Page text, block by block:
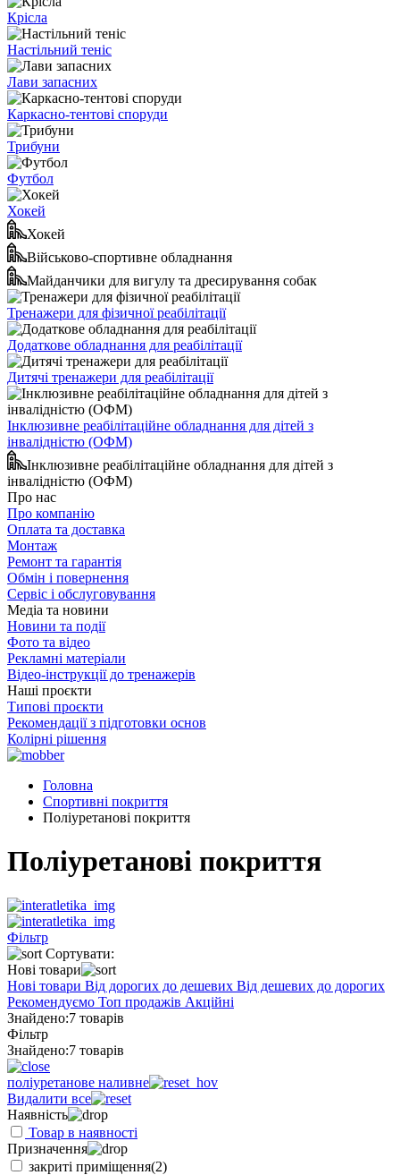
Крісла
Настільний теніс
Лави запасних
Каркасно-тентові споруди
Трибуни
Футбол
Хокей
Хокей
Військово-спортивне обладнання
Майданчики для вигулу та дресирування собак
Тренажери для фізичної реабілітації
Додаткове обладнання для реабілітації
Дитячі тренажери для реабілітації
Інклюзивне реабілітаційне обладнання для дітей з
інвалідністю (ОФМ)
Інклюзивне реабілітаційне обладнання для дітей з
інвалідністю (ОФМ)
Про нас
Про компанію
Оплата та доставка
Монтаж
Ремонт та гарантія
Обмін і повернення
Сервіс і обслуговування
Медіа та новини
Новини та події
Фото та відео
Рекламні матеріали
Відео-інструкції до тренажерів
Наші проєкти
Типові проєкти
Рекомендації з підготовки основ
Колірні рішення
Головна
Спортивні покриття
Поліуретанові покриття
Поліуретанові покриття
Фільтр
Сортувати:
Нові товари
Нові товари Від дорогих до дешевих Від дешевих до дорогих
Рекомендуємо Топ продажів Акційні
Знайдено:7 товарів
Фільтр
Знайдено:7 товарів
поліуретанове наливне
Видалити все
Наявність
Товар в наявності
Призначення
закриті приміщення(2)